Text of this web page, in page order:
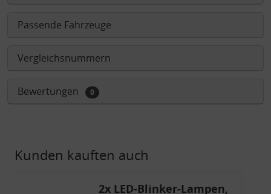
Passende Fahrzeuge
Vergleichsnummern
Bewertungen 0
Kunden kauften auch
2x LED-Blinker-Lampen,